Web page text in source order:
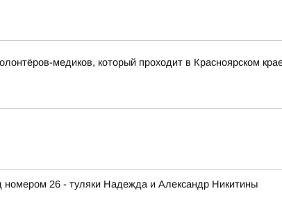
медиков, который проходит в Красноярском
номером 26 - туляки Надежда и Александр Никитины